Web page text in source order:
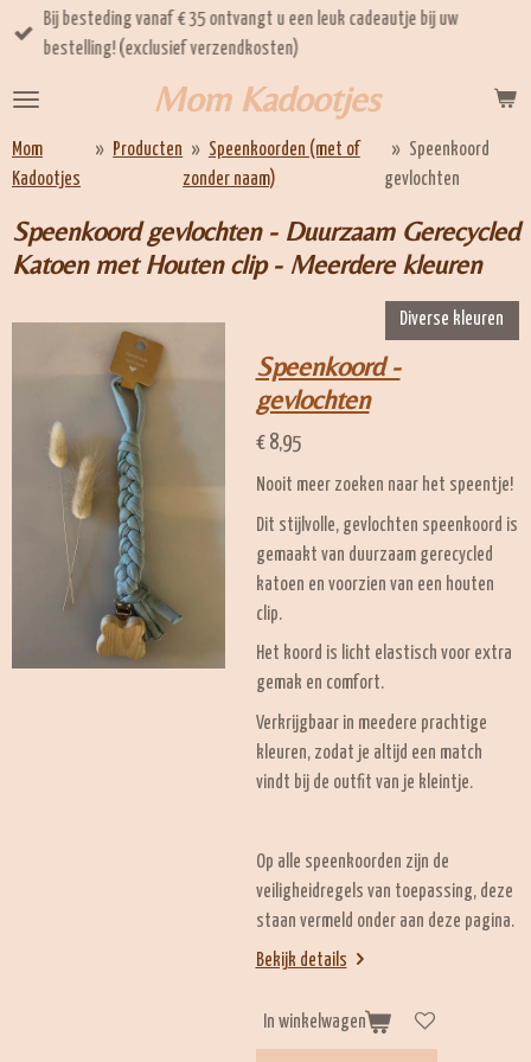
Ga
direct
de
hoofdinhoud
Mom Kadootjes
Bij besteding vanaf € 35 ontvangt u een leuk cadeautje bij uw
bestelling! (exclusief verzendkosten)
Mom
Kadootjes
» Producten » Speenkoorden (met of
zonder naam)
» Speenkoord
gevlochten
Speenkoord gevlochten - Duurzaam Gerecycled
Katoen met Houten clip - Meerdere kleuren
Diverse kleuren
Speenkoord -
gevlochten
€ 8,95
Nooit meer zoeken naar het speentje!
Dit stijlvolle, gevlochten speenkoord is
gemaakt van duurzaam gerecycled
katoen en voorzien van een houten
clip.
Het koord is licht elastisch voor extra
gemak en comfort.
Verkrijgbaar in meedere prachtige
kleuren, zodat je altijd een match
vindt bij de outfit van je kleintje.
Op alle speenkoorden zijn de
veiligheidregels van toepassing, deze
staan vermeld onder aan deze pagina.
Bekijk details
In winkelwagen